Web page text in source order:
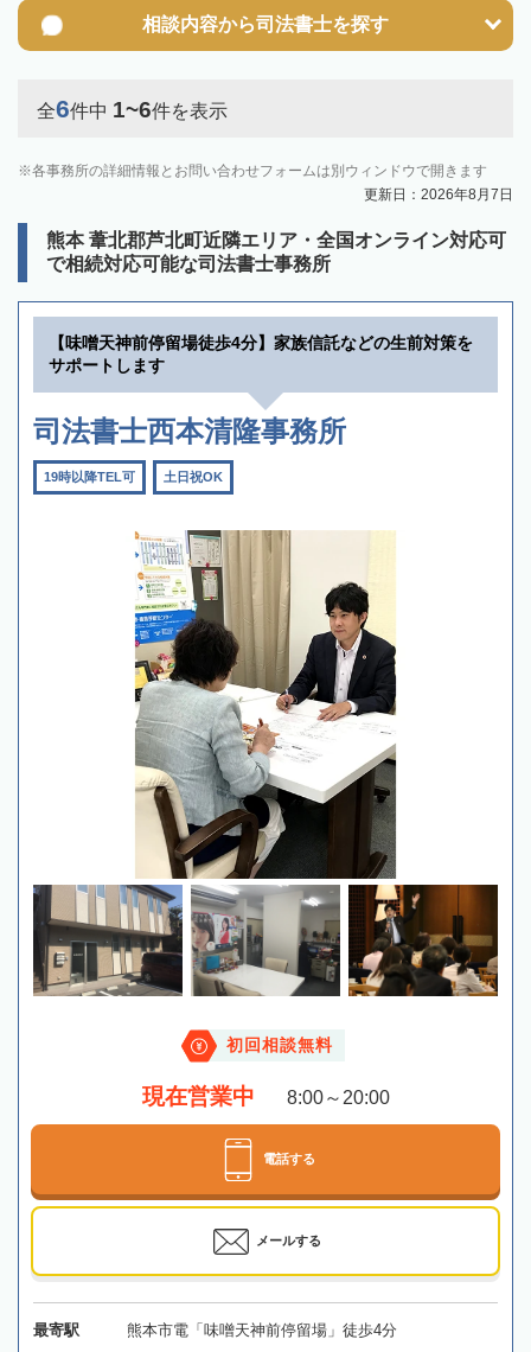
相談内容から司法書士を探す
全6件中 1~6件を表示
各事務所の詳細情報とお問い合わせフォームは別ウィンドウで開きます
更新日：2026年8月7日
熊本 葦北郡芦北町近隣エリア・全国オンライン対応可
で相続対応可能な司法書士事務所
【味噌天神前停留場徒歩4分】家族信託などの生前対策を
サポートします
司法書士西本清隆事務所
19時以降TEL可 土日祝OK
初回相談無料
現在営業中 8:00～20:00
電話する
メールする
最寄駅 熊本市電「味噌天神前停留場」徒歩4分